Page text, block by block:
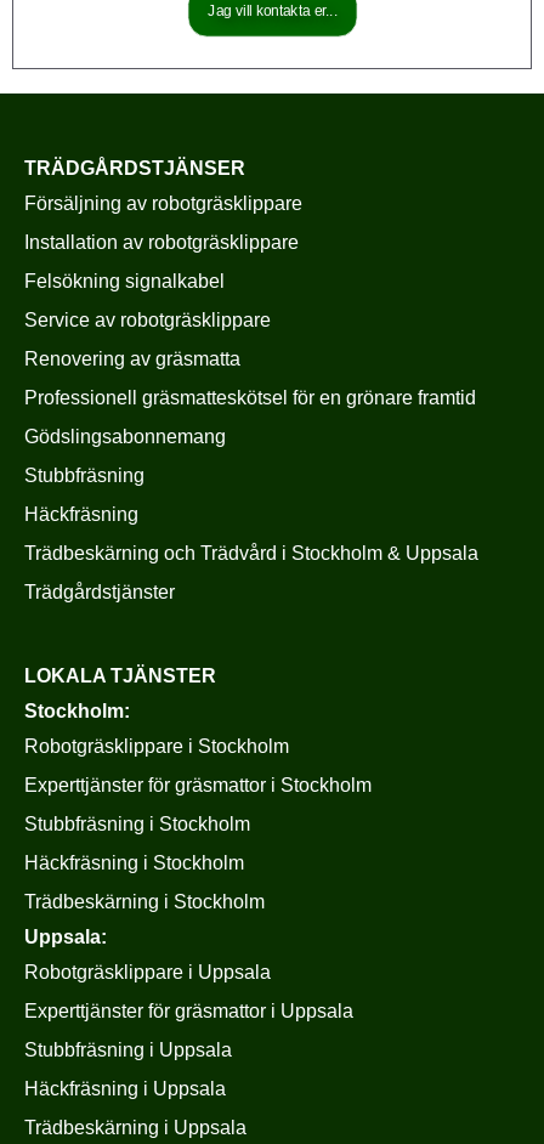
Jag vill kontakta er...
TRÄDGÅRDSTJÄNSER
Försäljning av robotgräsklippare
Installation av robotgräsklippare
Felsökning signalkabel
Service av robotgräsklippare
Renovering av gräsmatta
Professionell gräsmatteskötsel för en grönare framtid
Gödslingsabonnemang
Stubbfräsning
Häckfräsning
Trädbeskärning och Trädvård i Stockholm & Uppsala
Trädgårdstjänster
LOKALA TJÄNSTER
Stockholm:
Robotgräsklippare i Stockholm
Experttjänster för gräsmattor i Stockholm
Stubbfräsning i Stockholm
Häckfräsning i Stockholm
Trädbeskärning i Stockholm
Uppsala:
Robotgräsklippare i Uppsala
Experttjänster för gräsmattor i Uppsala
Stubbfräsning i Uppsala
Häckfräsning i Uppsala
Trädbeskärning i Uppsala